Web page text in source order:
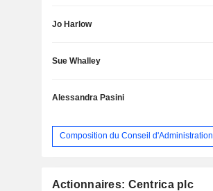
Jo Harlow
Sue Whalley
Alessandra Pasini
Composition du Conseil d'Administration
Actionnaires: Centrica plc